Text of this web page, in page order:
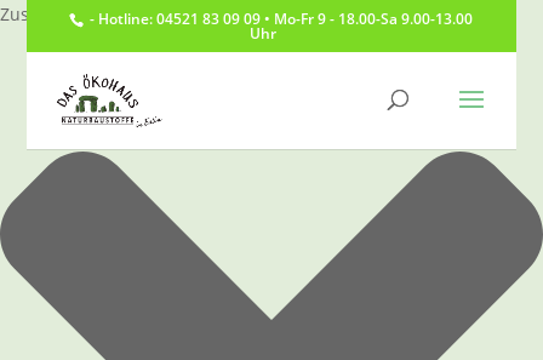
Zustimmung verwalten
- Hotline: 04521 83 09 09 • Mo-Fr 9 - 18.00-Sa 9.00-13.00
Uhr